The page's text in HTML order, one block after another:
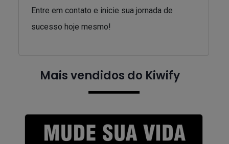
Entre em contato e inicie sua jornada de
sucesso hoje mesmo!
Mais vendidos do Kiwify